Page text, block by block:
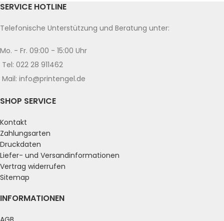
SERVICE HOTLINE
Telefonische Unterstützung und Beratung unter:
Mo. - Fr. 09:00 - 15:00 Uhr
Tel: 022 28 911462
Mail: info@printengel.de
SHOP SERVICE
Kontakt
Zahlungsarten
Druckdaten
Liefer- und Versandinformationen
Vertrag widerrufen
Sitemap
INFORMATIONEN